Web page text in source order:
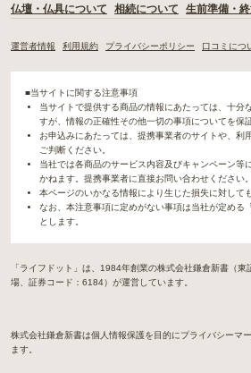
仏壇・仏具について
相続について 生前準備・
運営者情報 利用規約 プライバシーポリシー 口コミにつ
■当サイトに関する注意事項
当サイトで提供する商品の情報にあたっては、十分
すが、情報の正確性その他一切の事項についてを保
お申込みにあたっては、提携事業者のサイトや、利
ご判断ください。
当社では各商品のサービス内容及びキャンペーン等
かねます。提携事業者に直接お問い合わせください。
本ページのいかなる情報により生じた損失に対して
なお、本注意事項に定めがない事項は当社が定める
とします。
「ライフドット」は、1984年創業の株式会社鎌倉新書（東
場、証券コード：6184）が運営しています。
株式会社鎌倉新書は個人情報保護を目的にプライバシーマ
ます。